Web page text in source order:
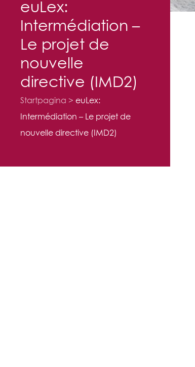
euLex:
Intermédiation –
Le projet de
nouvelle
directive (IMD2)
Startpagina
euLex:
Intermédiation – Le projet de
nouvelle directive (IMD2)